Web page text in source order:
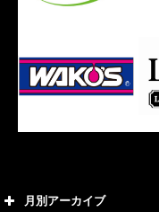
月別アーカイブ